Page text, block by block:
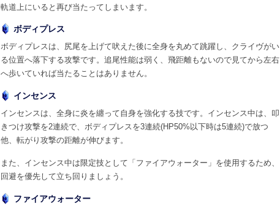
軌道上にいると再び当たってしまいます。
ボディプレス
ボディプレスは、尻尾を上げて吠えた後に全身を丸めて跳躍し、クライヴがい
る位置へ落下する攻撃です。追尾性能は弱く、飛距離もないので見てから左右
へ歩いていれば当たることはありません。
インセンス
インセンスは、全身に炎を纏って自身を強化する技です。インセンス中は、叩
きつけ攻撃を2連続で、ボディプレスを3連続(HP50%以下時は5連続)で放つ
他、転がり攻撃の距離が伸びます。
また、インセンス中は限定技として「ファイアウォーター」を使用するため、
回避を優先して立ち回りましょう。
ファイアウォーター